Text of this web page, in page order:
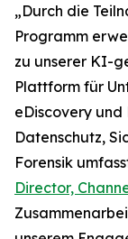
„Durch die
Programm
zu unserer KI-
Plattform für
eDiscovery und
Datenschutz,
Forensik
Director,